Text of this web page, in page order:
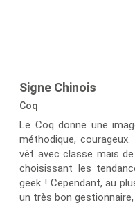
Signe Chinois
Coq
Le Coq donne une
méthodique,
vêt avec classe mais
choisissant les
geek ! Cependant, au
un très bon